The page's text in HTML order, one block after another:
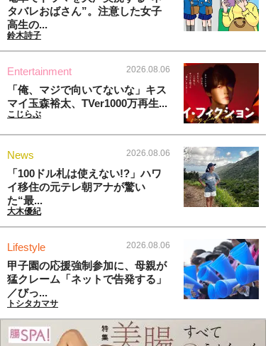
タバレおばさん”。注意した女子
高生の...
鈴木詩子
Entertainment 2026.08.06
「俺、マジで向いてないな」キス
マイ玉森裕太、TVer1000万再生...
こじらぶ
News 2026.08.06
「100ドル札は使えない!?」ハワ
イ移住の元テレ朝アナが驚い
た“最...
大木優紀
Lifestyle 2026.08.06
甲子園の応援強制参加に、母親が
猛クレーム「ネットで告発する」
／びっ...
トシタカマサ